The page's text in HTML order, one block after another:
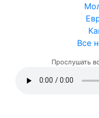
Все
Прослушать